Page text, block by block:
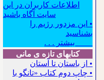
اطلاعات کاربران در این
سایت آگاه باشید
• این مزدور رژیم را
بشناسید
بیشتر . . .
کتابهای تازه ی مانی
• از باستان تا آستان
• چاپ دوم کتاب «تانگو با